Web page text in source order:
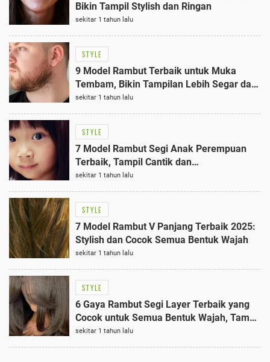
Bikin Tampil Stylish dan Ringan
sekitar 1 tahun lalu
STYLE
9 Model Rambut Terbaik untuk Muka
Tembam, Bikin Tampilan Lebih Segar dan
Proporsional
sekitar 1 tahun lalu
STYLE
7 Model Rambut Segi Anak Perempuan
Terbaik, Tampil Cantik dan
Menggemaskan
sekitar 1 tahun lalu
STYLE
7 Model Rambut V Panjang Terbaik 2025:
Stylish dan Cocok Semua Bentuk Wajah
sekitar 1 tahun lalu
STYLE
6 Gaya Rambut Segi Layer Terbaik yang
Cocok untuk Semua Bentuk Wajah, Tampil
Stylish dan Modis
sekitar 1 tahun lalu